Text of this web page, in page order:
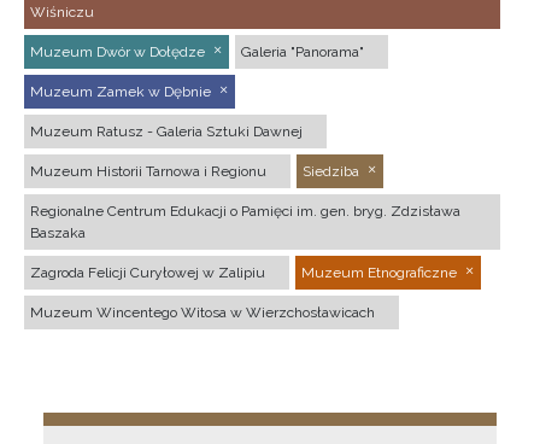
Wiśniczu
Muzeum Dwór w Dołędze Galeria "Panorama"
Muzeum Zamek w Dębnie
Muzeum Ratusz - Galeria Sztuki Dawnej
Muzeum Historii Tarnowa i Regionu Siedziba
Regionalne Centrum Edukacji o Pamięci im. gen. bryg. Zdzisława
Baszaka
Zagroda Felicji Curyłowej w Zalipiu Muzeum Etnograficzne
Muzeum Wincentego Witosa w Wierzchosławicach